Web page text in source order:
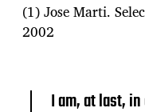
(1) Jose Marti.
2002
I am, at last,